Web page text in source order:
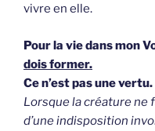
vivre en elle.
Pour la vie dans mon
dois former.
Ce n’est pas une vertu.
Lorsque la créature ne
d’une indisposition